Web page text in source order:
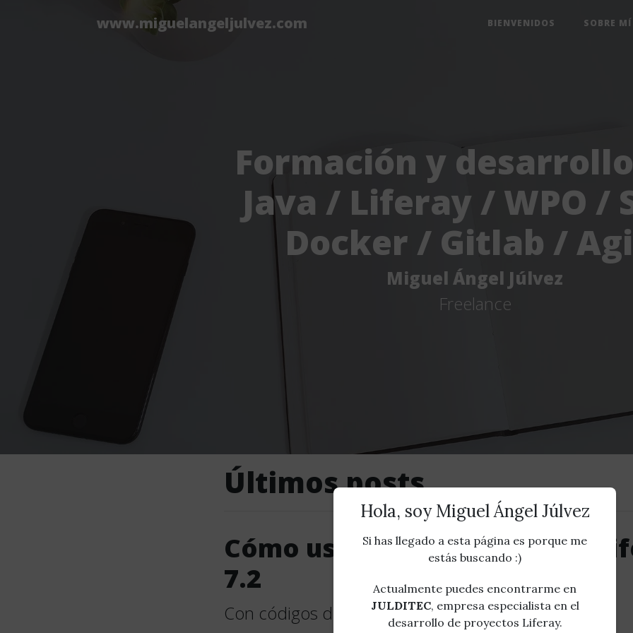
www.miguelangeljulvez.com BIENVENIDOS SOBRE MÍ
Formación y
Java / Liferay / WPO /
Docker / Gitlab /
Miguel Ángel Júlvez
Freelance
Últimos posts
Cómo usar reCAPTCHAv3 en
7.2
Con códigos de ejemplo en GitHub
Hola, soy Miguel Ángel Júlvez
Si has llegado a esta página es porque me
estás buscando :)
Actualmente puedes encontrarme en
JULDITEC, empresa especialista en el
desarrollo de proyectos Liferay.